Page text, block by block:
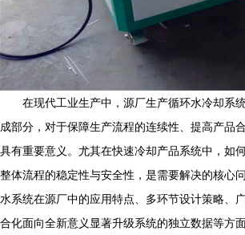
在现代工业生产中，源厂生产循环水冷却系
成部分，对于保障生产流程的连续性、提高产品
具有重要意义。尤其在快速冷却产品系统中，如
整体流程的稳定性与安全性，是需要解决的核心
水系统在源厂中的应用特点、多环节设计策略、
合化面向全新意义显著升级系统的独立数据等方